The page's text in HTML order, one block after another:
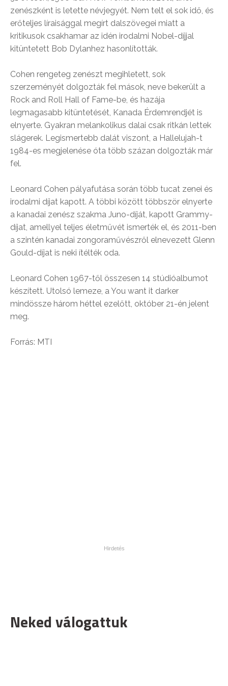
zenészként is letette névjegyét. Nem telt el sok idő, és
erőteljes líraisággal megírt dalszövegei miatt a
kritikusok csakhamar az idén irodalmi Nobel-díjjal
kitüntetett Bob Dylanhez hasonlították.
Cohen rengeteg zenészt megihletett, sok
szerzeményét dolgozták fel mások, neve bekerült a
Rock and Roll Hall of Fame-be, és hazája
legmagasabb kitüntetését, Kanada Érdemrendjét is
elnyerte. Gyakran melankolikus dalai csak ritkán lettek
slágerek. Legismertebb dalát viszont, a Hallelujah-t
1984-es megjelenése óta több százan dolgozták már
fel.
Leonard Cohen pályafutása során több tucat zenei és
irodalmi díjat kapott. A többi között többször elnyerte
a kanadai zenész szakma Juno-díját, kapott Grammy-
díjat, amellyel teljes életművét ismerték el, és 2011-ben
a szintén kanadai zongoraművészről elnevezett Glenn
Gould-díjat is neki ítélték oda.
Leonard Cohen 1967-től összesen 14 stúdióalbumot
készített. Utolsó lemeze, a You want it darker
mindössze három héttel ezelőtt, október 21-én jelent
meg.
Forrás: MTI
Neked válogattuk